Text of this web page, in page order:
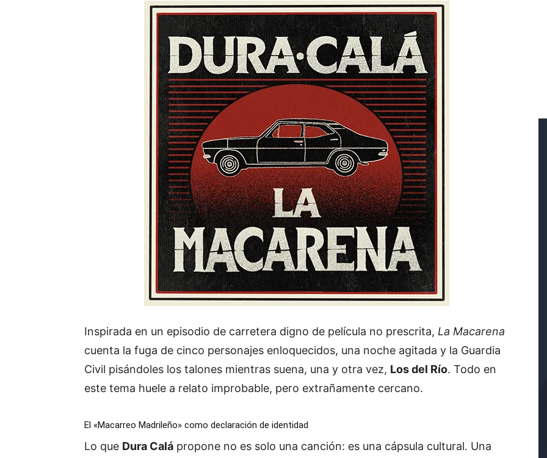
Inspirada en un episodio de carretera digno de película no prescrita, La Macarena
cuenta la fuga de cinco personajes enloquecidos, una noche agitada y la Guardia
Civil pisándoles los talones mientras suena, una y otra vez, Los del Río. Todo en
este tema huele a relato improbable, pero extrañamente cercano.
El «Macarreo Madrileño» como declaración de identidad
Lo que Dura Calá propone no es solo una canción: es una cápsula cultural. Una